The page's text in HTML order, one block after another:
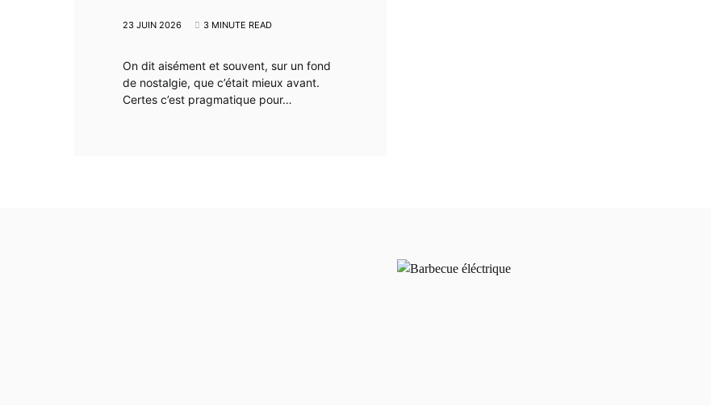
23 JUIN 2026 3 MINUTE READ
On dit aisément et souvent, sur un fond
de nostalgie, que c’était mieux avant.
Certes c’est pragmatique pour…